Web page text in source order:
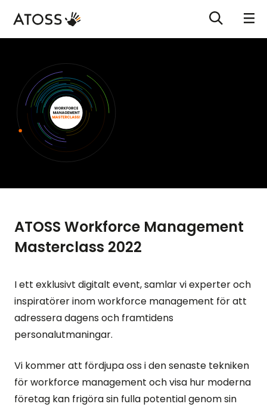
ATOSS Workforce Management
Masterclass 2022
I ett exklusivt digitalt event, samlar vi experter och
inspiratörer inom workforce management för att
adressera dagens och framtidens
personalutmaningar.
Vi kommer att fördjupa oss i den senaste tekniken
för workforce management och visa hur moderna
företag kan frigöra sin fulla potential genom sin